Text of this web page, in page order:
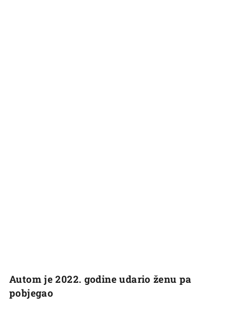
Autom je 2022. godine udario ženu pa
pobjegao